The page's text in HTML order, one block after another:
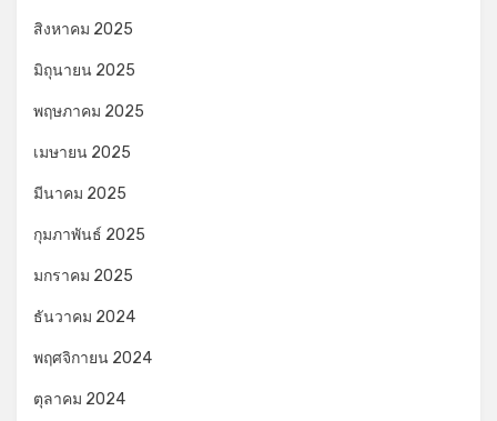
สิงหาคม 2025
มิถุนายน 2025
พฤษภาคม 2025
เมษายน 2025
มีนาคม 2025
กุมภาพันธ์ 2025
มกราคม 2025
ธันวาคม 2024
พฤศจิกายน 2024
ตุลาคม 2024